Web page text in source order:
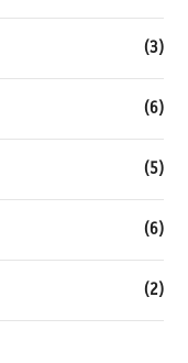
(3)
(6)
(5)
(6)
(2)